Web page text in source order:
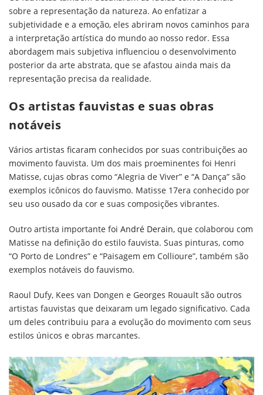
sobre a representação da natureza. Ao enfatizar a
subjetividade e a emoção, eles abriram novos caminhos para
a interpretação artística do mundo ao nosso redor. Essa
abordagem mais subjetiva influenciou o desenvolvimento
posterior da arte abstrata, que se afastou ainda mais da
representação precisa da realidade.
Os artistas fauvistas e suas obras
notáveis
Vários artistas ficaram conhecidos por suas contribuições ao
movimento fauvista. Um dos mais proeminentes foi Henri
Matisse, cujas obras como “Alegria de Viver” e “A Dança” são
exemplos icônicos do fauvismo. Matisse 17era conhecido por
seu uso ousado da cor e suas composições vibrantes.
Outro artista importante foi André Derain, que colaborou com
Matisse na definição do estilo fauvista. Suas pinturas, como
“O Porto de Londres” e “Paisagem em Collioure”, também são
exemplos notáveis do fauvismo.
Raoul Dufy, Kees van Dongen e Georges Rouault são outros
artistas fauvistas que deixaram um legado significativo. Cada
um deles contribuiu para a evolução do movimento com seus
estilos únicos e obras marcantes.